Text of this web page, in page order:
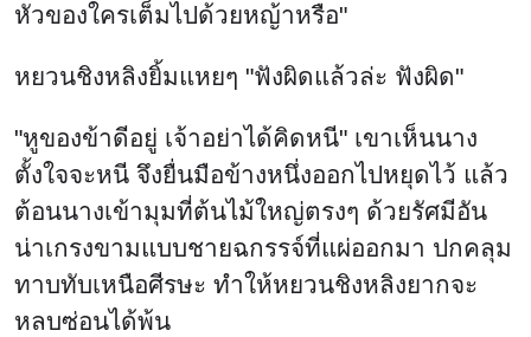
หัวของใครเต็มไปด้วยหญ้าหรือ"
หยวนชิงหลิงยิ้มแหยๆ "ฟังผิดแล้วล่ะ ฟังผิด"
"หูของข้าดีอยู่ เจ้าอย่าได้คิดหนี" เขาเห็นนาง
ตั้งใจจะหนี จึงยื่นมือข้างหนึ่งออกไปหยุดไว้ แล้ว
ต้อนนางเข้ามุมที่ต้นไม้ใหญ่ตรงๆ ด้วยรัศมีอัน
น่าเกรงขามแบบชายฉกรรจ์ที่แผ่ออกมา ปกคลุม
ทาบทับเหนือศีรษะ ทำให้หยวนชิงหลิงยากจะ
หลบซ่อนได้พ้น